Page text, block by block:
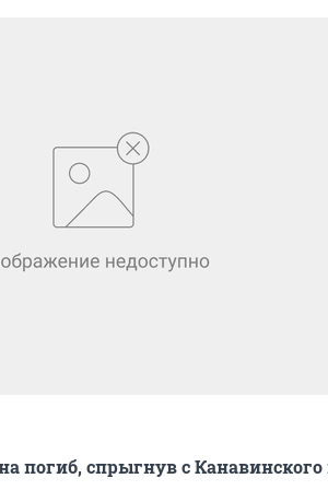
погиб, спрыгнув с Канавинского